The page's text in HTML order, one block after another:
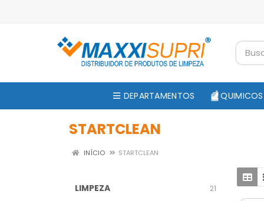
DEPARTAMENTOS QUIMICOS
STARTCLEAN
INÍCIO STARTCLEAN
LIMPEZA
21